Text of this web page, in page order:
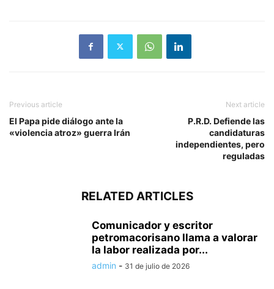
Previous article
El Papa pide diálogo ante la
«violencia atroz» guerra Irán
Next article
P.R.D. Defiende las
candidaturas
independientes, pero
reguladas
RELATED ARTICLES
Comunicador y escritor
petromacorisano llama a valorar
la labor realizada por...
admin - 31 de julio de 2026